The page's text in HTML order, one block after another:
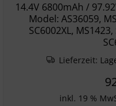
14.4V 6800mAh /
Model: AS36059,
SC6002XL,
Lieferzeit:
inkl. 19 %